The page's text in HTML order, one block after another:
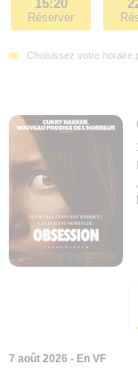
15:20
Réserver
Choisissez votre horaire
7 août 2026 - En VF